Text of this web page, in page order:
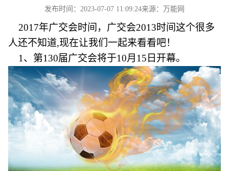
发布时间：2023-07-07 11:09:24来源：万能网
2017年广交会时间，广交会2013时间这个很多
人还不知道,现在让我们一起来看看吧！
1、第130届广交会将于10月15日开幕。